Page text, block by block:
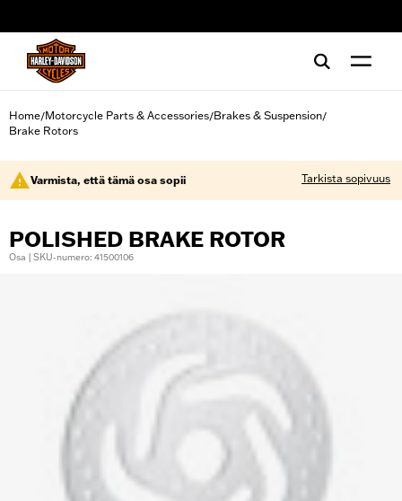
Home/Motorcycle Parts & Accessories/Brakes & Suspension/
Brake Rotors
Varmista, että tämä osa sopii Tarkista sopivuus
POLISHED BRAKE ROTOR
Osa | SKU-numero: 41500106